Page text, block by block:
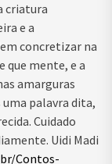
criatura
e a
concretizar na
que mente, e a
amarguras
uma palavra dita,
Cuidado
Uidi Madi
Contos-